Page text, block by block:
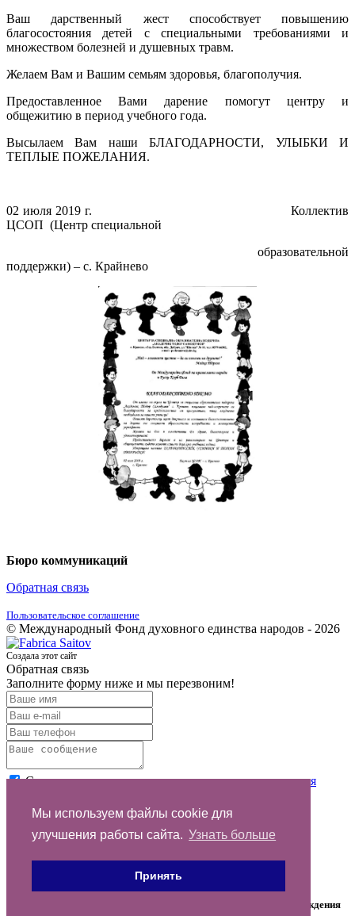
Мы используем файлы cookie для
улучшения работы сайта. Узнать больше
Принять
Ваш дарственный жест способствует повышению
благосостояния детей с специальными требованиями и
множеством болезней и душевных травм.
Желаем Вам и Вашим семьям здоровья, благополучия.
Предоставленное Вами дарение помогут центру и
общежитию в период учебного года.
Высылаем Вам наши БЛАГОДАРНОСТИ, УЛЫБКИ И
ТЕПЛЫЕ ПОЖЕЛАНИЯ.
02 июля 2019 г. Коллектив
ЦСОП (Центр специальной
образовательной
поддержки) – с. Крайнево
Бюро коммуникаций
Обратная связь
Пользовательское соглашение
© Международный Фонд духовного единства народов - 2026
Создала этот сайт
Обратная связь
Заполните форму ниже и мы перезвоним!
Согласен с условиямипользовательского соглашения
Спасибо за обращение
На указанный email отправлено письмо со ссылкой для подтверждения